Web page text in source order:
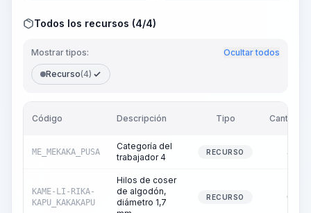
Todos los recursos (4/4)
Mostrar tipos: Ocultar todos
Recurso(4)
Código Descripción Tipo Cantidad
ME_MEKAKA_PUSA
Categoría del
trabajador 4
RECURSO 3,09
KAME-LI-RIKA-
KAPU_KAKAKAPU
Hilos de coser
de algodón,
diámetro 1,7
RECURSO 0,00